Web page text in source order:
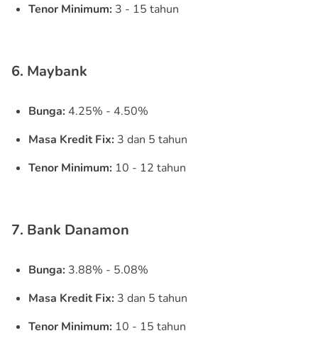
Tenor Minimum: 3 - 15 tahun
6. Maybank
Bunga: 4.25% - 4.50%
Masa Kredit Fix: 3 dan 5 tahun
Tenor Minimum: 10 - 12 tahun
7. Bank Danamon
Bunga: 3.88% - 5.08%
Masa Kredit Fix: 3 dan 5 tahun
Tenor Minimum: 10 - 15 tahun